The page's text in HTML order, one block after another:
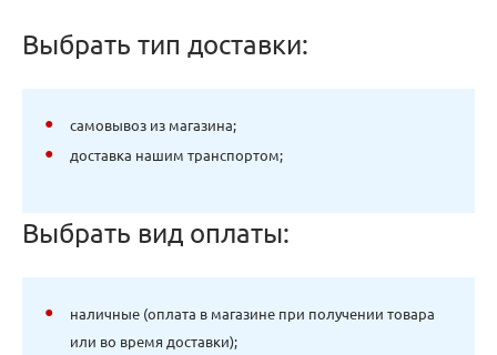
Выбрать тип доставки:
самовывоз из магазина;
доставка нашим транспортом;
Выбрать вид оплаты:
наличные (оплата в магазине при получении товара
или во время доставки);